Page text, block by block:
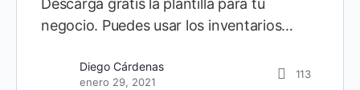
Descarga gratis la plantilla para tu
negocio. Puedes usar los inventarios…
Diego Cárdenas
enero 29, 2021
113